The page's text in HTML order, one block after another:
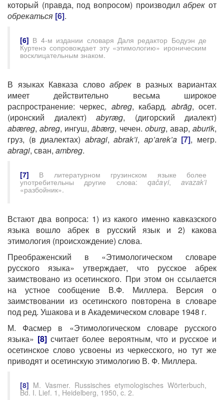
который (правда, под вопросом) производилабрек от
обрекаться [6].
[6] В 4-м издании словаря Даля редактор Бодуэн де
Куртенэ сопровождает эту «этимологию» ироническим
восклицательным знаком.
В языках Кавказа словоабрек в разных вариантах
имеет действительно весьма широкое
распространение: черкес, abreg, кабард. abräg, осет.
(иронский диалект) abyræg, (дигорский диалект)
abæreg,abreg, ингуш,äbærg, чечен. oburg, авар,aburik,
груз, (в диалектах) abragi,abrak’i, ap’arek’a [7], мегр.
abragi, сван, ambreg.
[7] В литературном грузинском языке более
употребительны другие слова: qačaγi, avazak’i
«разбойник».
Встают два вопроса: 1) из какого именно кавказского
языка вошло абрек в русский язык и 2) какова
этимология (происхождение) слова.
Преображенский в «Этимологическом словаре
русского языка» утверждает, что русское абрек
заимствовано из осетинского. При этом он ссылается
на устное сообщение В.Ф. Миллера. Версия о
заимствовании из осетинского повторена в словаре
под ред. Ушакова и в Академическом словаре 1948 г.
М. Фасмер в «Этимологическом словаре русского
языка» [8] считает более вероятным, что и русское и
осетинское слово усвоены из черкесского, но тут же
приводят и осетинскую этимологию В. Ф. Миллера.
[8] M. Vasmer. Russisches etymologisches Wörterbuch,
Bd. I. Lief. 1, Heidelberg, 1950, c. 2.